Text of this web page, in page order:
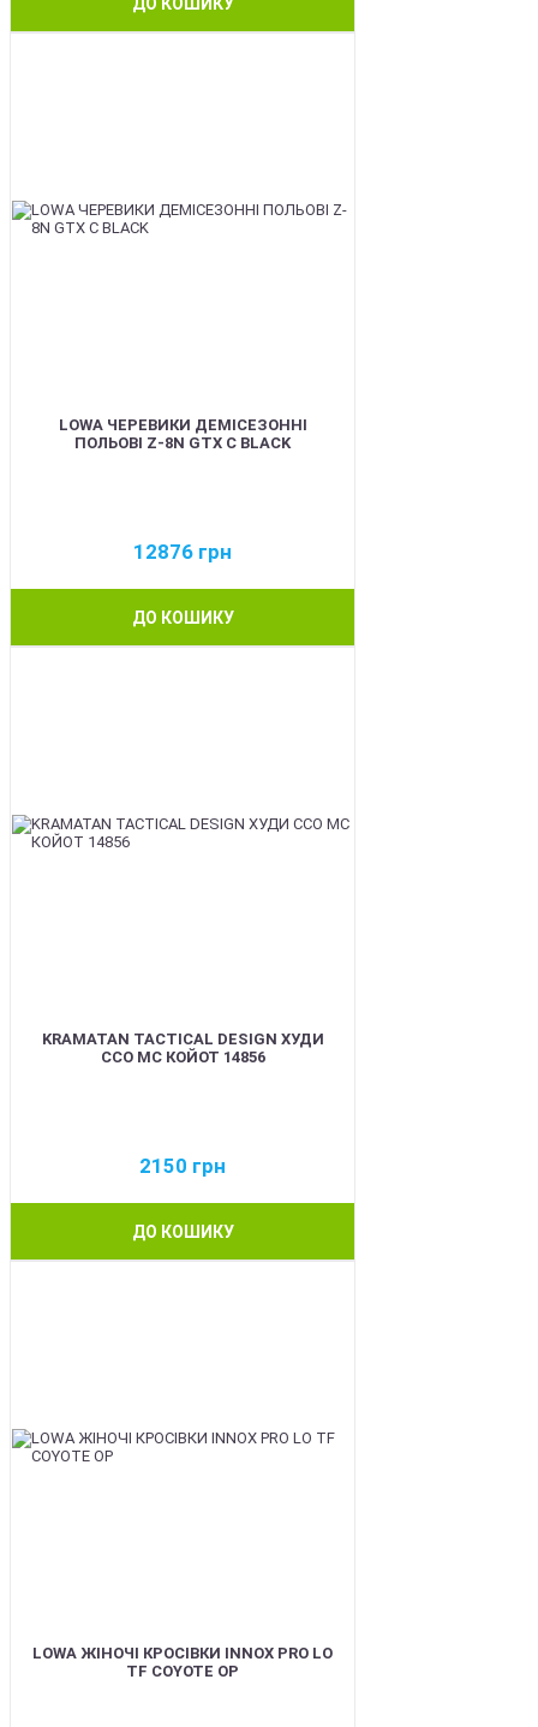
LOWA ЧЕРЕВИКИ ДЕМІСЕЗОННІ
ПОЛЬОВІ Z-8N GTX C BLACK
12876 грн
ДО КОШИКУ
KRAMATAN TACTICAL DESIGN ХУДИ
ССО МС КОЙОТ 14856
2150 грн
ДО КОШИКУ
LOWA ЖІНОЧІ КРОСІВКИ INNOX PRO LO
TF COYOTE OP